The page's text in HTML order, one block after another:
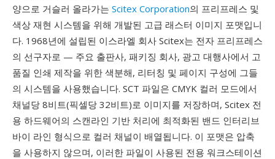
양으로 거슬러 올라가는 Scitex Corporation의 프리프레스 및
색상 재현 시스템을 위해 개발된 고급 래스터 이미지 포맷입니
다. 1968년에 설립된 이스라엘 회사 Scitex는 전자 프리프레스
의 선구자로 — 주요 출판사, 패키징 회사, 광고 대행사에서 고
품질 인쇄 제작을 위한 색분해, 리터칭 및 페이지 구성에 그들
의 시스템을 사용했습니다. SCT 파일은 CMYK 컬러 모드에서
채널당 8비트(픽셀당 32비트)로 이미지를 저장하며, Scitex 전
용 하드웨어의 스캔라인 기반 처리에 최적화된 밴드 인터리브
바이 라인 형식으로 컬러 채널이 배열됩니다. 이 포맷은 압축
을 사용하지 않으며, 이러한 파일이 사용된 전용 워크스테이션